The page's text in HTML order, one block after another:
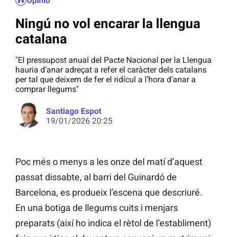
Ningú no vol encarar la llengua
catalana
"El pressupost anual del Pacte Nacional per la Llengua
hauria d’anar adreçat a refer el caràcter dels catalans
per tal que deixem de fer el ridícul a l’hora d’anar a
comprar llegums"
Santiago Espot
19/01/2026 20:25
Poc més o menys a les onze del matí d’aquest
passat dissabte, al barri del Guinardó de
Barcelona, es produeix l’escena que descriuré.
En una botiga de llegums cuits i menjars
preparats (així ho indica el rètol de l’establiment)